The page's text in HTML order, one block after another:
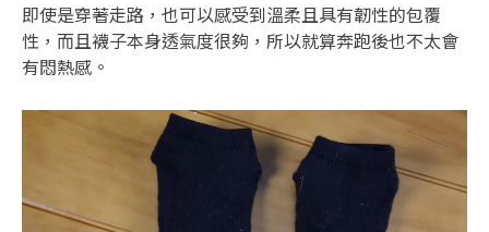
即使是穿著走路，也可以感受到溫柔且具有韌性的包覆
性，而且襪子本身透氣度很夠，所以就算奔跑後也不太會
有悶熱感。